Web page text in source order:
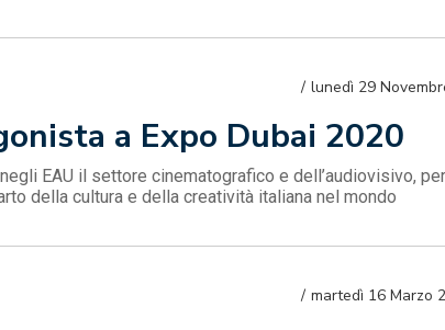
a Expo Dubai 2020
lunedì 29
EAU il settore cinematografico e dell’audiovisivo,
della cultura e della creatività italiana nel mondo
martedì 16 Marzo